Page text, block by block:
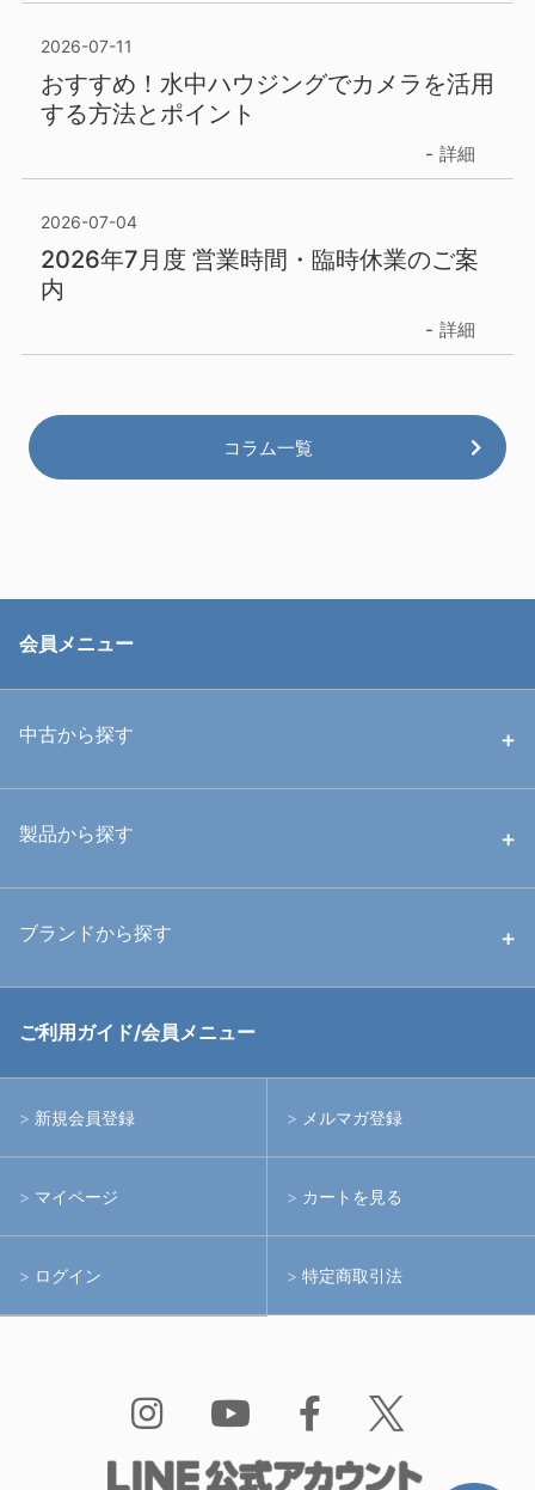
2026-07-11
おすすめ！水中ハウジングでカメラを活用
する方法とポイント
詳細
2026-07-04
2026年7月度 営業時間・臨時休業のご案
内
詳細
コラム一覧
会員メニュー
中古から探す
中古ハウジング
中古アームシステム
製品から探す
ハウジング
水中用品
ブランドから探す
RGBlue
イノン
フィッシュアイ
ご利用ガイド/会員メニュー
新規会員登録 メルマガ登録
マイページ カートを見る
ログイン 特定商取引法